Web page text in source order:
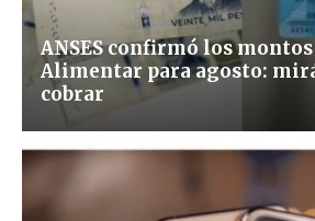
ANSES confirmó los
Alimentar para agosto:
cobrar